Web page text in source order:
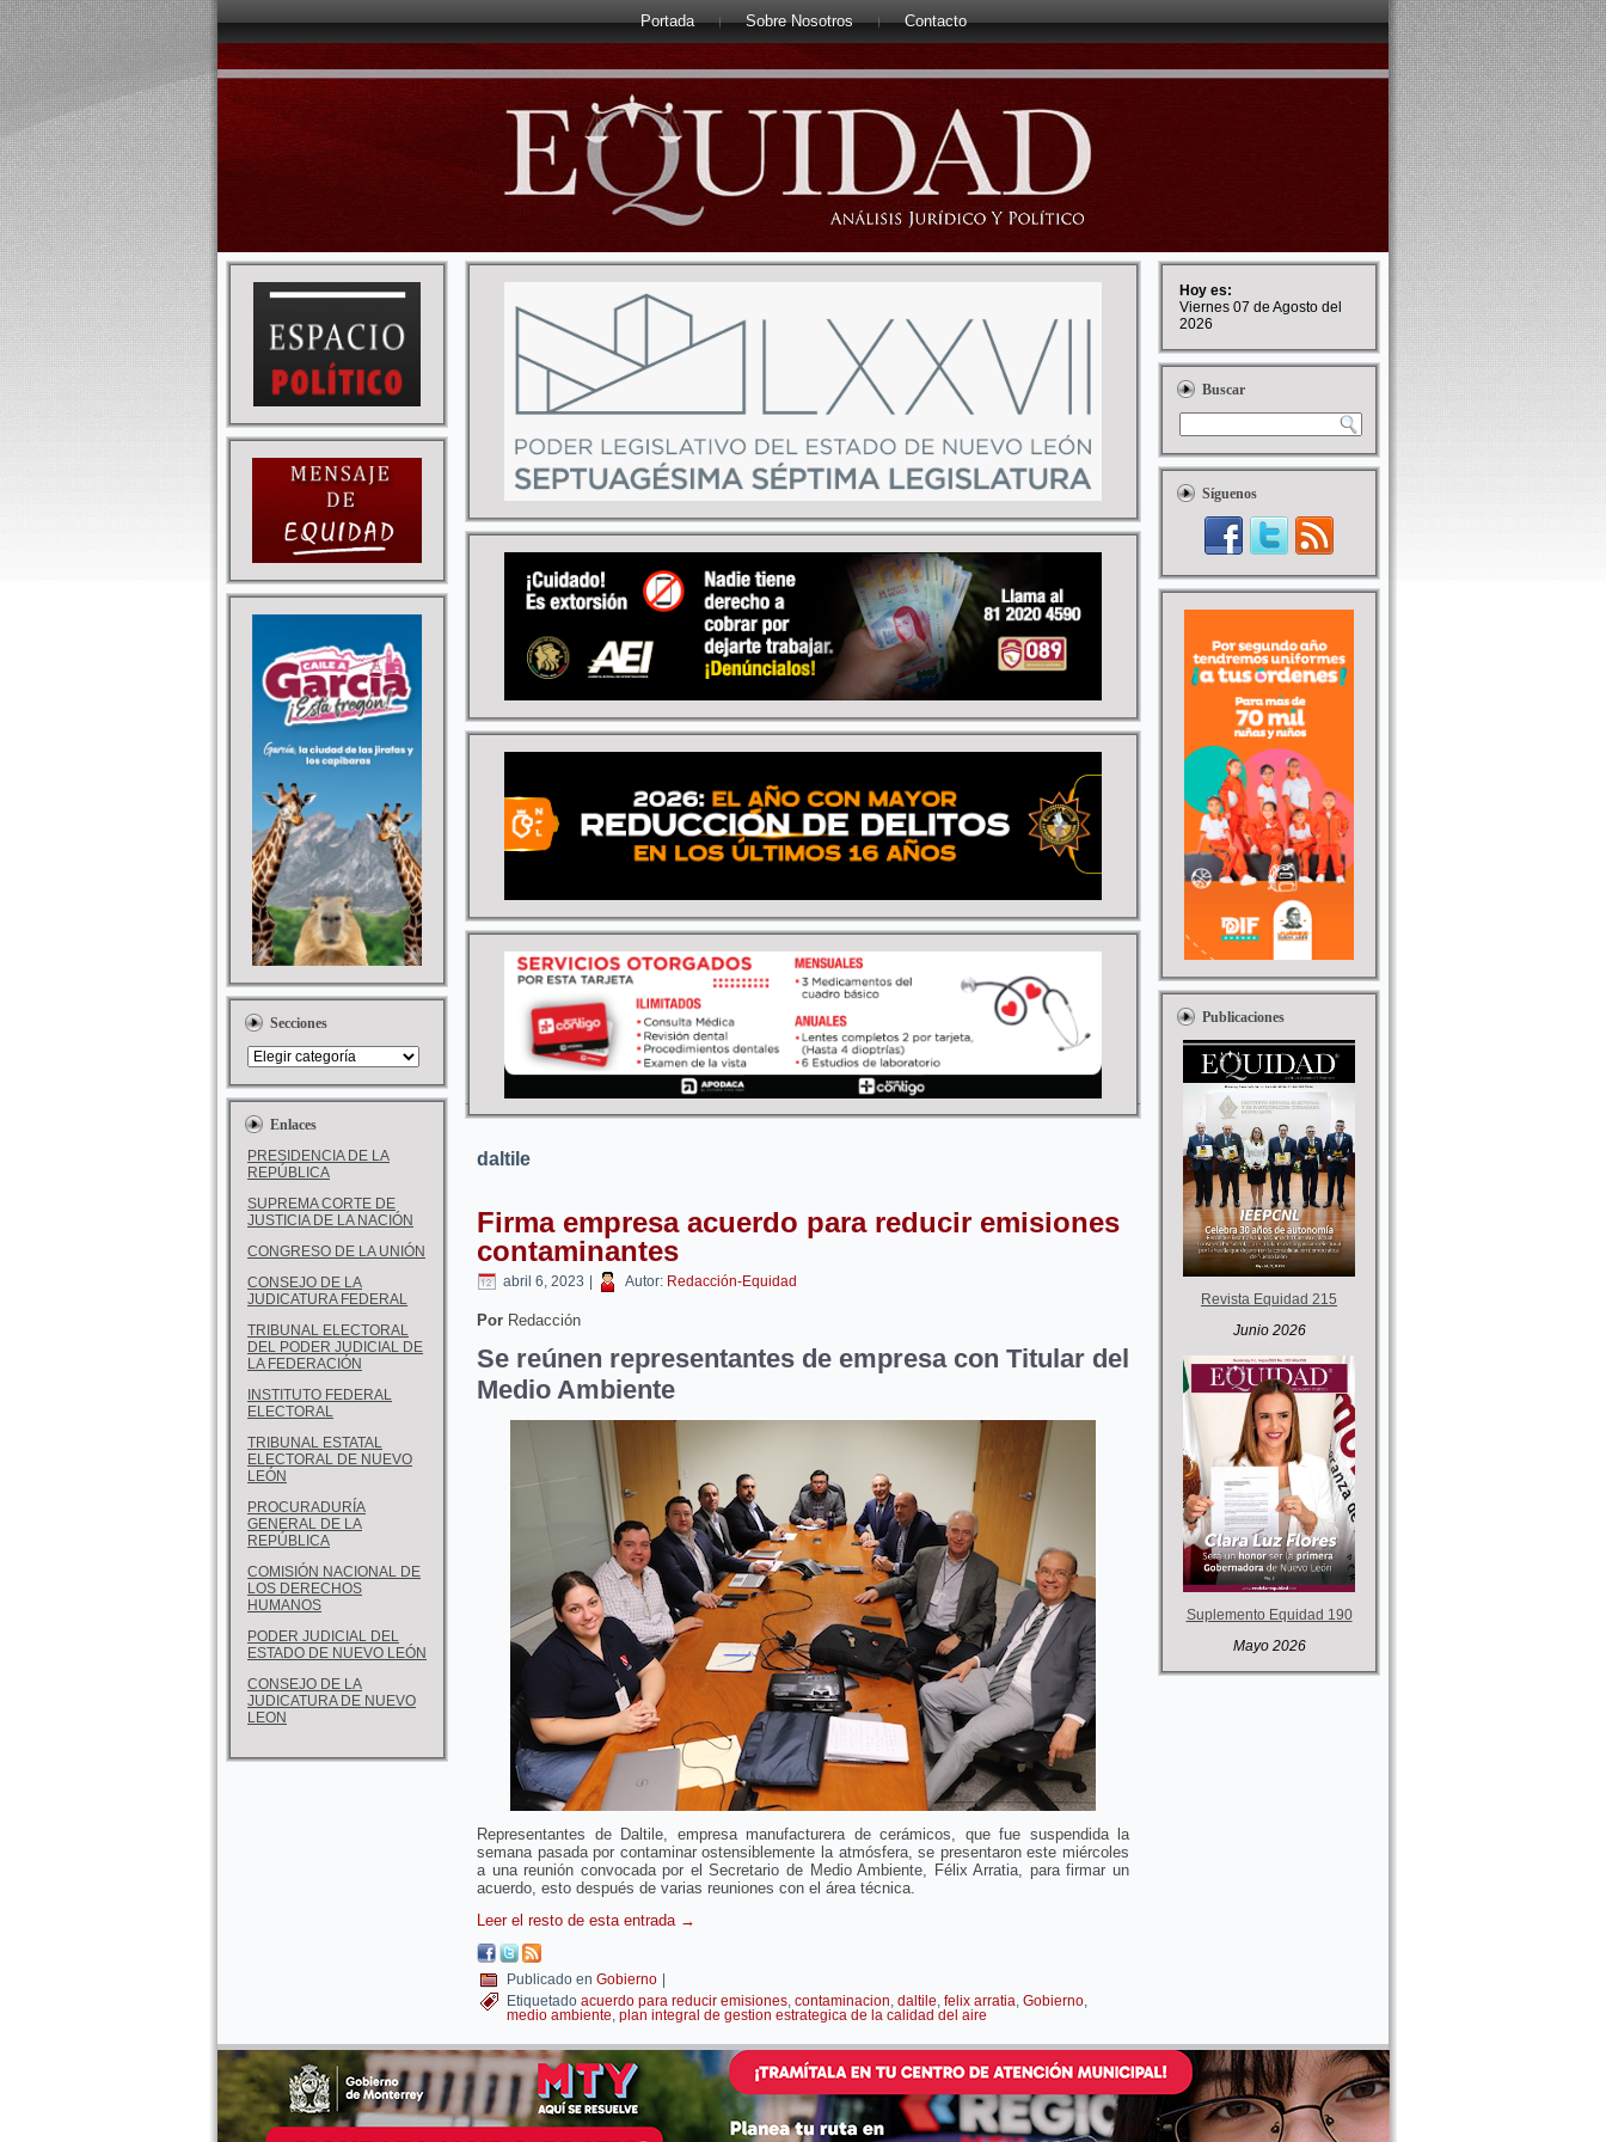
Portada Sobre Nosotros Contacto
Secciones
Enlaces
PRESIDENCIA DE LA
REPÚBLICA
SUPREMA CORTE DE
JUSTICIA DE LA NACIÓN
CONGRESO DE LA UNIÓN
CONSEJO DE LA
JUDICATURA FEDERAL
TRIBUNAL ELECTORAL
DEL PODER JUDICIAL DE
LA FEDERACIÓN
INSTITUTO FEDERAL
ELECTORAL
TRIBUNAL ESTATAL
ELECTORAL DE NUEVO
LEÓN
PROCURADURÍA
GENERAL DE LA
REPÚBLICA
COMISIÓN NACIONAL DE
LOS DERECHOS
HUMANOS
PODER JUDICIAL DEL
ESTADO DE NUEVO LEÓN
CONSEJO DE LA
JUDICATURA DE NUEVO
LEON
daltile
Firma empresa acuerdo para reducir emisiones
contaminantes
abril 6, 2023 Autor: Redacción-Equidad
Por Redacción
Se reúnen representantes de empresa con Titular del
Medio Ambiente
Representantes de Daltile, empresa manufacturera de cerámicos, que fue suspendida la
semana pasada por contaminar ostensiblemente la atmósfera, se presentaron este miércoles
a una reunión convocada por el Secretario de Medio Ambiente, Félix Arratia, para firmar un
acuerdo, esto después de varias reuniones con el área técnica.
Leer el resto de esta entrada →
Publicado en Gobierno
Etiquetado acuerdo para reducir emisiones, contaminacion, daltile, felix arratia, Gobierno,
medio ambiente, plan integral de gestion estrategica de la calidad del aire
Hoy es:
Viernes 07 de Agosto del
2026
Buscar
Síguenos
Publicaciones
Revista Equidad 215
Junio 2026
Suplemento Equidad 190
Mayo 2026